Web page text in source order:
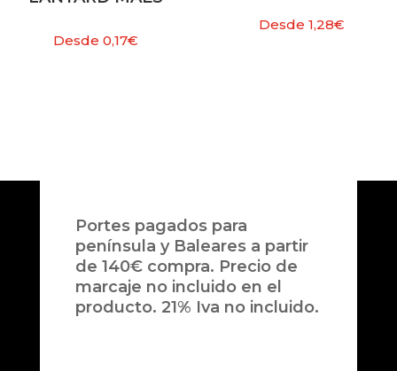
Desde 0,17€
Desde 1,28€
Portes pagados para
península y Baleares a partir
de 140€ compra. Precio de
marcaje no incluido en el
producto. 21% Iva no incluido.